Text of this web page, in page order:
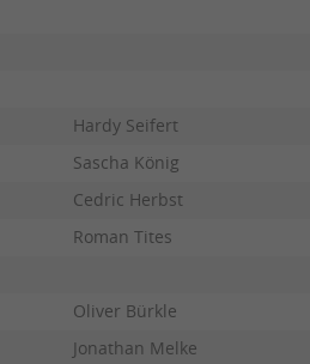
Hardy Seifert
Sascha König
Cedric Herbst
Roman Tites
Oliver Bürkle
Jonathan Melke